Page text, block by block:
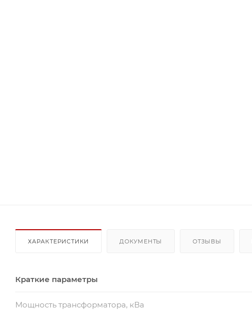
ХАРАКТЕРИСТИКИ ДОКУМЕНТЫ ОТЗЫВЫ
Краткие параметры
Мощность трансформатора, кВа